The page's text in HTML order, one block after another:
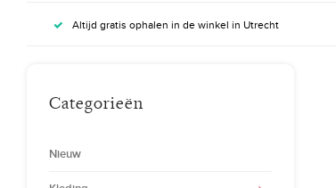
Altijd gratis ophalen in de winkel in Utrecht
Categorieën
Nieuw